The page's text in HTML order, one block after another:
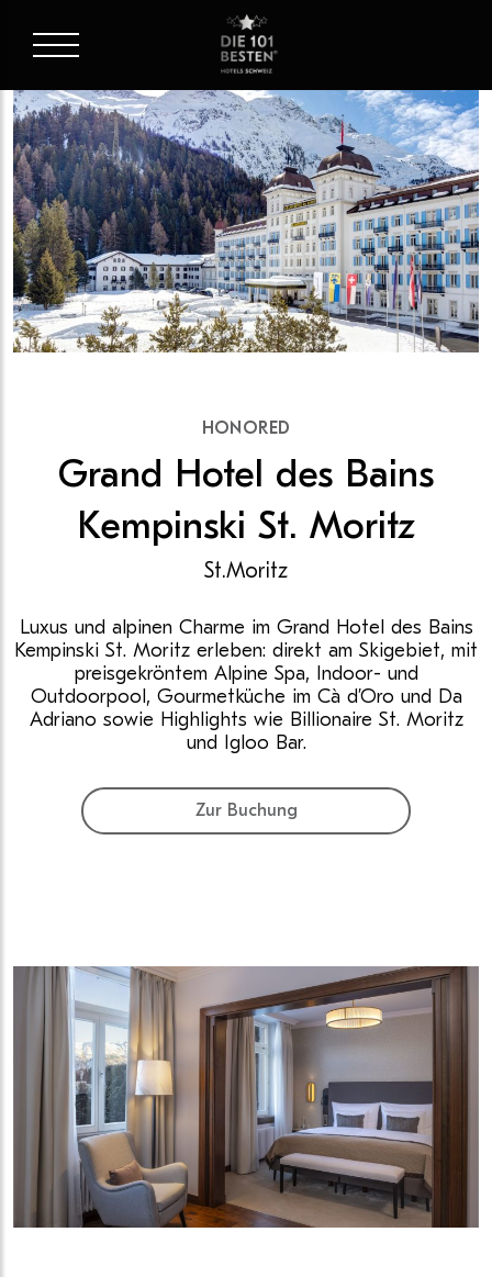
HONORED
Grand Hotel des Bains
Kempinski St. Moritz
St.Moritz
Luxus und alpinen Charme im Grand Hotel des Bains
Kempinski St. Moritz erleben: direkt am Skigebiet, mit
preisgekröntem Alpine Spa, Indoor- und
Outdoorpool, Gourmetküche im Cà d’Oro und Da
Adriano sowie Highlights wie Billionaire St. Moritz
und Igloo Bar.
Zur Buchung